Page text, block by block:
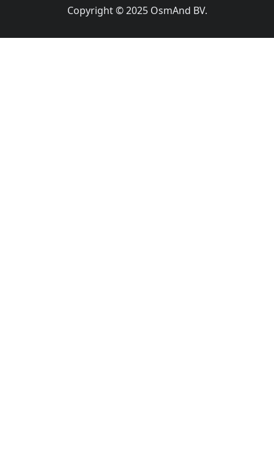
Copyright © 2025 OsmAnd BV.